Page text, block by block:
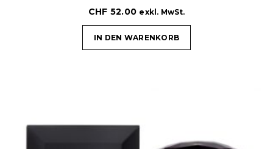
CHF 52.00 exkl. MwSt.
IN DEN WARENKORB